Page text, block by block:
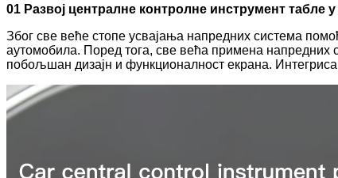
01 Развој централне контролне инструмент табле
Због све веће стопе усвајања напредних система
аутомобила. Поред тога, све већа примена напредних
побољшан дизајн и функционалност екрана.